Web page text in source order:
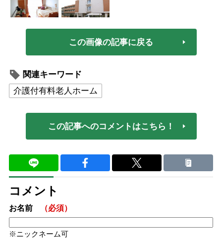
この画像の記事に戻る
関連キーワード
介護付有料老人ホーム
この記事へのコメントはこちら！
コメント
お名前 （必須）
ニックネーム可